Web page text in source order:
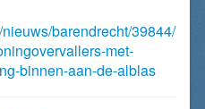
barendrecht/39844/
met-
binnen-aan-de-alblas